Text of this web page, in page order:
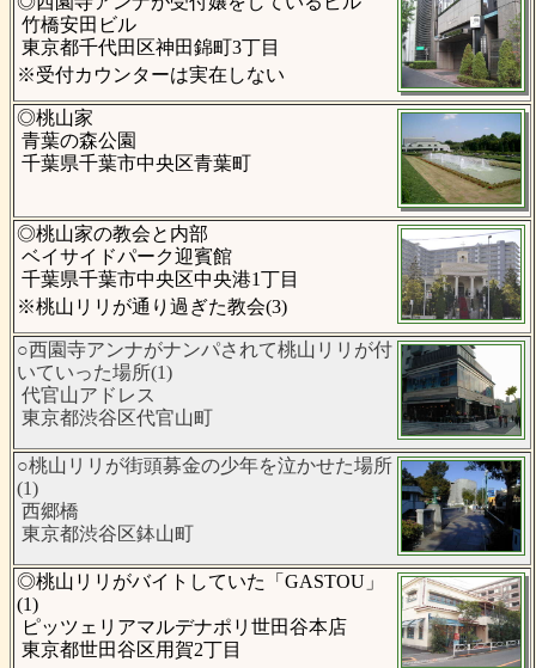
竹橋安田ビル
東京都千代田区神田錦町3丁目
※受付カウンターは実在しない
◎桃山家
青葉の森公園
千葉県千葉市中央区青葉町
◎桃山家の教会と内部
ベイサイドパーク迎賓館
千葉県千葉市中央区中央港1丁目
※桃山リリが通り過ぎた教会(3)
○西園寺アンナがナンパされて桃山リリが付
いていった場所(1)
代官山アドレス
東京都渋谷区代官山町
○桃山リリが街頭募金の少年を泣かせた場所
(1)
西郷橋
東京都渋谷区鉢山町
◎桃山リリがバイトしていた「GASTOU」
(1)
ピッツェリアマルデナポリ世田谷本店
東京都世田谷区用賀2丁目